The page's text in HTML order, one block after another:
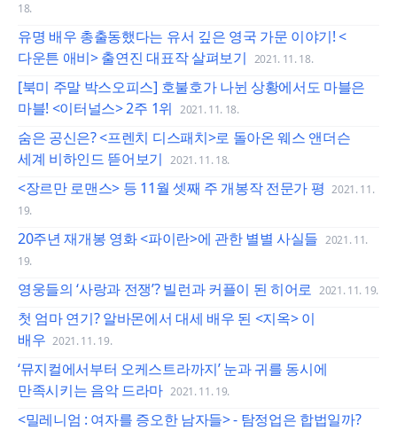
18.
유명 배우 총출동했다는 유서 깊은 영국 가문 이야기! <
다운튼 애비> 출연진 대표작 살펴보기 2021. 11. 18.
[북미 주말 박스오피스] 호불호가 나뉜 상황에서도 마블은
마블! <이터널스> 2주 1위 2021. 11. 18.
숨은 공신은? <프렌치 디스패치>로 돌아온 웨스 앤더슨
세계 비하인드 뜯어보기 2021. 11. 18.
<장르만 로맨스> 등 11월 셋째 주 개봉작 전문가 평 2021. 11.
19.
20주년 재개봉 영화 <파이란>에 관한 별별 사실들 2021. 11.
19.
영웅들의 ‘사랑과 전쟁’? 빌런과 커플이 된 히어로 2021. 11. 19.
첫 엄마 연기? 알바몬에서 대세 배우 된 <지옥> 이
배우 2021. 11. 19.
‘뮤지컬에서부터 오케스트라까지’ 눈과 귀를 동시에
만족시키는 음악 드라마 2021. 11. 19.
<밀레니엄 : 여자를 증오한 남자들> - 탐정업은 합법일까?